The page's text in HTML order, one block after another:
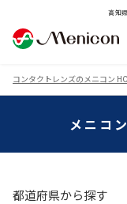
高知
コンタクトレンズのメニコン
メニコ
都道府県から探す